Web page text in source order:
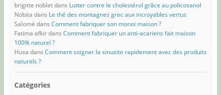
brigitte nobletdans Lutter contre le cholestérol grâce au policosanol
Nobita dans Le thé des montagnes grec aux incroyables vertus
Salomé dans Comment fabriquer son monoï maison ?
Fatima afkirdans Comment fabriquer un anti-acariens fait maison
100% naturel ?
Husa dans Comment soigner la sinusite rapidement avec des produits
naturels ?
Catégories